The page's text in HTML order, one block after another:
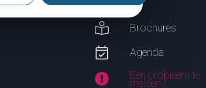
Brochures
Agenda
Een probleem te
melden?